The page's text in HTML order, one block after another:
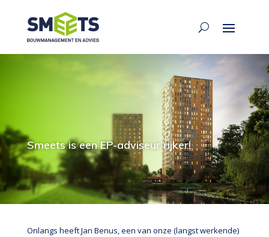
Smeets is een EP-adviseur rijker!
Onlangs heeft Jan Benus, een van onze (langst werkende)